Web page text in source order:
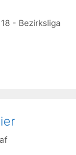
- Bezirksliga